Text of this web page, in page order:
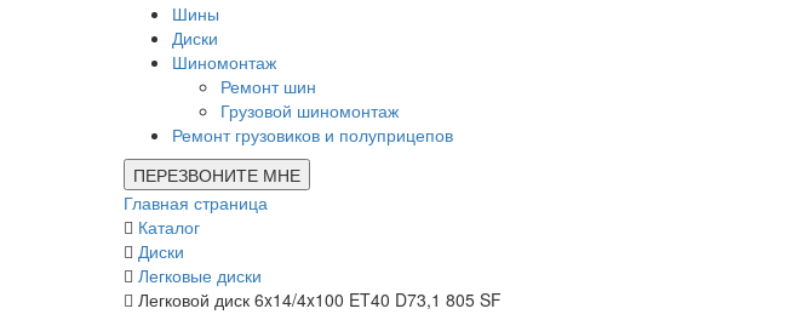
Шины
Диски
Шиномонтаж
Ремонт шин
Грузовой шиномонтаж
Ремонт грузовиков и полуприцепов
ПЕРЕЗВОНИТЕ МНЕ
Главная страница
Каталог
Диски
Легковые диски
Легковой диск 6x14/4x100 ET40 D73,1 805 SF